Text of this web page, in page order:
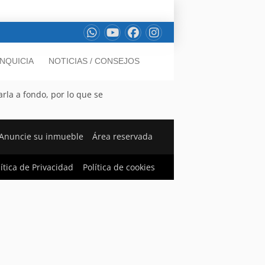
NOTICIAS / CONSEJOS
a fondo, por lo que se
su inmueble Área reservada
de Privacidad Política de cookies